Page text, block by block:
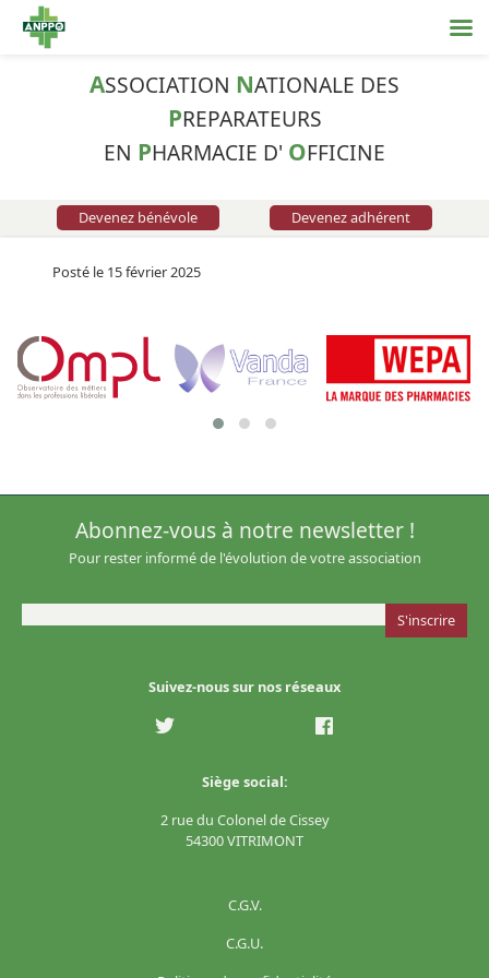
ASSOCIATION NATIONALE DES
PREPARATEURS
EN PHARMACIE D' OFFICINE
Devenez bénévole Devenez adhérent
Posté le 15 février 2025
Suivez-nous sur nos réseaux
Siège social:
2 rue du Colonel de Cissey
54300 VITRIMONT
Abonnez-vous à notre newsletter !
Pour rester informé de l'évolution de votre association
C.G.V.
C.G.U.